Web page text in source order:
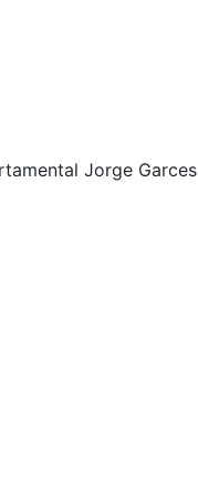
Jorge Garces